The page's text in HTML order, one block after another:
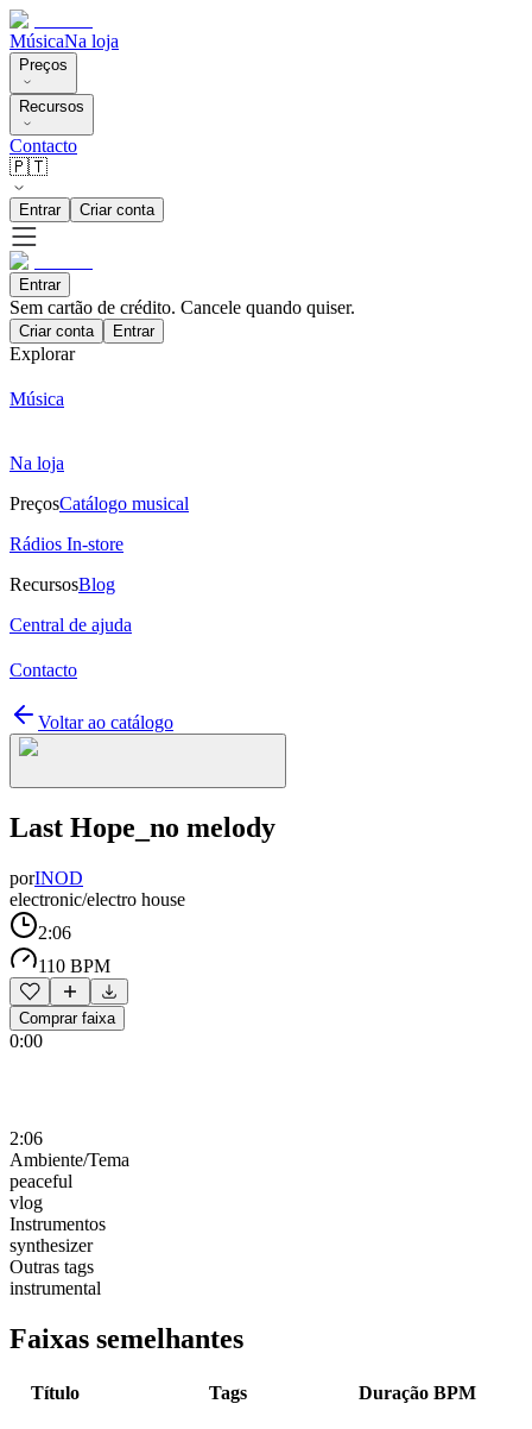
MúsicaNa loja
Preços
Recursos
Contacto
🇵🇹
Entrar Criar conta
Entrar
Sem cartão de crédito. Cancele quando quiser.
Criar conta Entrar
Explorar
Música
Na loja
PreçosCatálogo musical
Rádios In-store
RecursosBlog
Central de ajuda
Contacto
Voltar ao catálogo
Last Hope_no melody
porINOD
electronic/electro house
2:06
110 BPM
Comprar faixa
0:00
2:06
Ambiente/Tema
peaceful
vlog
Instrumentos
synthesizer
Outras tags
instrumental
Faixas semelhantes
Título Tags Duração BPM